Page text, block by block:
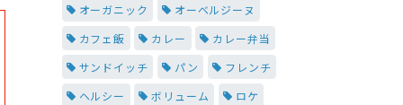
オーガニック
オーベルジーヌ
カフェ飯
カレー
カレー弁当
サンドイッチ
パン
フレンチ
ヘルシー
ボリューム
ロケ